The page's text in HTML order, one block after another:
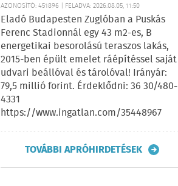
AZONOSÍTÓ: 451896 | FELADVA: 2026.08.05, 11:50
Eladó Budapesten Zuglóban a Puskás
Ferenc Stadionnál egy 43 m2-es, B
energetikai besorolású teraszos lakás,
2015-ben épült emelet ráépítéssel saját
udvari beállóval és tárolóval! Irányár:
79,5 millió forint. Érdeklődni: 36 30/480-
4331
https://www.ingatlan.com/35448967
TOVÁBBI APRÓHIRDETÉSEK